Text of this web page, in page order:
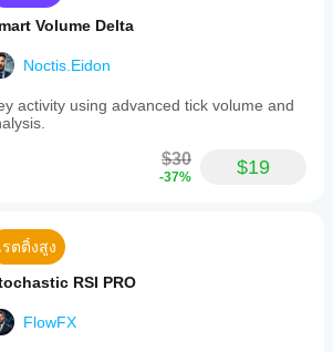
Volume Delta
Noctis.Eidon
activity using advanced tick volume and
$30
-37% $19
รตติ้งสูง
RSI PRO
FlowFX